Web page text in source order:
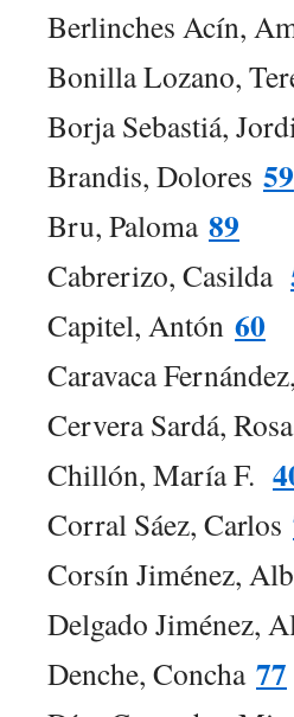
Berlinches Acín,
Bonilla Lozano,
Borja Sebastiá,
Brandis, Dolores 59
Bru, Paloma 89
Cabrerizo, Casilda
Capitel, Antón 60
Caravaca
Cervera Sardá, Rosa
Chillón, María F.
Corral Sáez, Carlos
Corsín Jiménez,
Delgado Jiménez,
Denche, Concha 77